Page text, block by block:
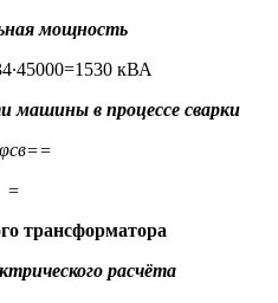
мощность
кВА
в процессе сварки
св==
=
трансформатора
расчёта